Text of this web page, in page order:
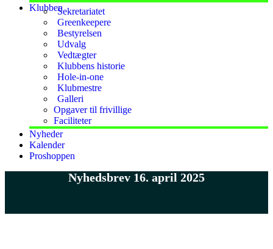
KlubbenSekretariatet
Greenkeepere
Bestyrelsen
Udvalg
Vedtægter
Klubbens historie
Hole-in-one
Klubmestre
Galleri
Opgaver til frivillige
Faciliteter
Nyheder
Kalender
Proshoppen
Nyhedsbrev 16. april 2025